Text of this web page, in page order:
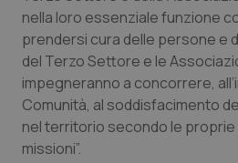
Psoriasi & pelle
Quotidiano Cardiologia
Quotidiano Chirurgia
nella loro essenziale funzione
prendersi cura delle persone e
del Terzo Settore e le
impegneranno a concorrere,
Comunità, al soddisfacimento
nel territorio secondo le
missioni”.